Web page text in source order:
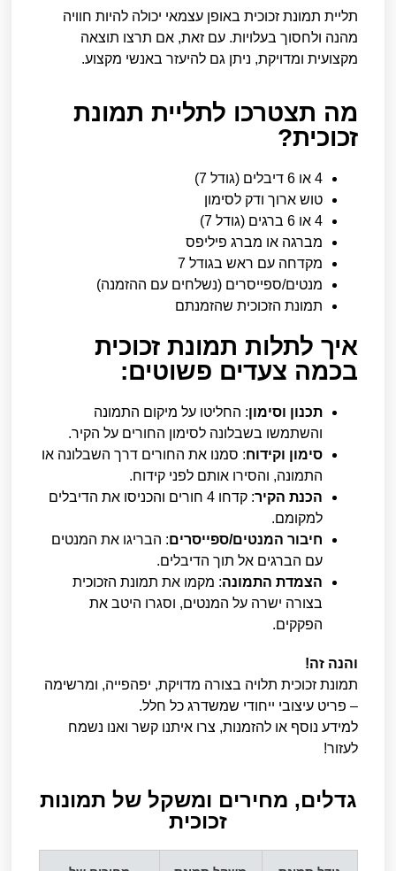
תליית תמונת זכוכית באופן עצמאי יכולה להיות חוויה
מהנה ולחסוך בעלויות. עם זאת, אם תרצו תוצאה
מקצועית ומדויקת, ניתן גם להיעזר באנשי מקצוע.
מה תצטרכו לתליית תמונת
זכוכית?
4 או 6 דיבלים (גודל 7)
טוש ארוך ודק לסימון
4 או 6 ברגים (גודל 7)
מברגה או מברג פיליפס
מקדחה עם ראש בגודל 7
מנטים/ספייסרים (נשלחים עם ההזמנה)
תמונת הזכוכית שהזמנתם
איך לתלות תמונת זכוכית
בכמה צעדים פשוטים:
תכנון וסימון: החליטו על מיקום התמונה
והשתמשו בשבלונה לסימון החורים על הקיר.
סימון וקידוח: סמנו את החורים דרך השבלונה או
התמונה, והסירו אותם לפני קידוח.
הכנת הקיר
: קדחו 4 חורים והכניסו את הדיבלים
למקומם.
חיבור המנטים/ספייסרים: הבריגו את המנטים
עם הברגים אל תוך הדיבלים.
הצמדת התמונה: מקמו את תמונת הזכוכית
בצורה ישרה על המנטים, וסגרו היטב את
הפקקים.
והנה זה!
תמונת זכוכית תלויה בצורה מדויקת, יפהפייה, ומרשימה
– פריט עיצובי ייחודי שמשדרג כל חלל.
למידע נוסף או להזמנות, צרו איתנו קשר ואנו נשמח
לעזור!
גדלים, מחירים ומשקל של תמונות
זכוכית